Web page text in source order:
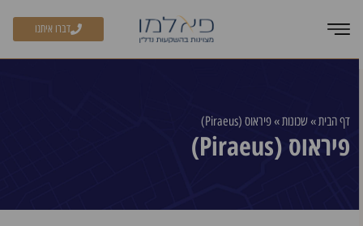
דברו איתנו
דף הבית»שכונות»פיראוס (Piraeus)
פיראוס (Piraeus)